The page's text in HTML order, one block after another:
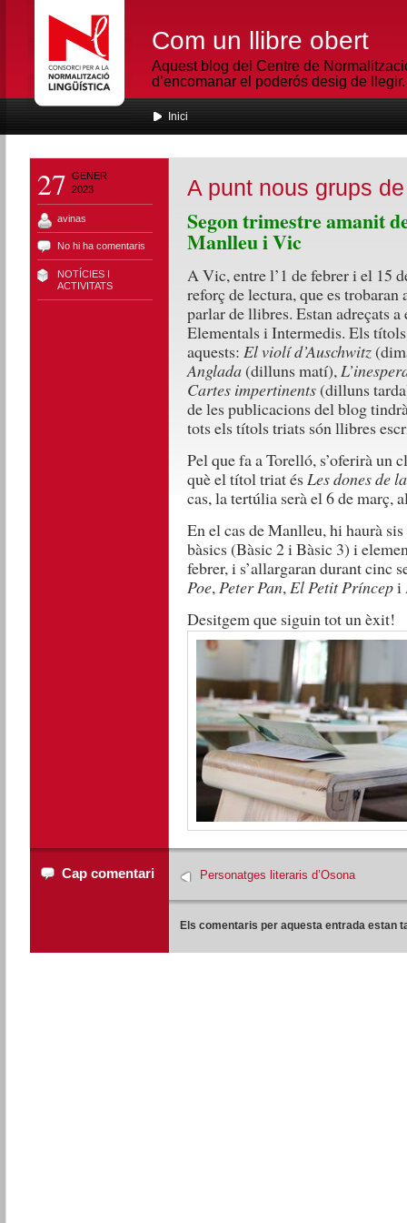
Com un llibre obert
Aquest blog del Centre de
d’encomanar el poderós desig de llegir.
Inici
27 GENER
2023
avinas
No hi ha comentaris
NOTÍCIES I
ACTIVITATS
A punt nous grups
Segon trimestre amanit
Manlleu i Vic
A Vic, entre l’1 de febrer i el 15
reforç de lectura, que es
parlar de llibres. Estan adreçats
Elementals i Intermedis. Els
aquests: El violí d’Auschwitz
Anglada (dilluns matí),
Cartes impertinents (dilluns
de les publicacions del blog
tots els títols triats són llibres
Pel que fa a Torelló, s’oferirà un
què el títol triat ésLes dones de
cas, la tertúlia serà el 6 de març,
En el cas de Manlleu, hi haurà
bàsics (Bàsic 2 i Bàsic 3) i
febrer, i s’allargaran durant cinc
Poe,Peter Pan,El Petit Príncepi
Desitgem que siguin tot un èxit!
Cap comentari Personatges literaris d’Osona
Els comentaris per aquesta entrada estan